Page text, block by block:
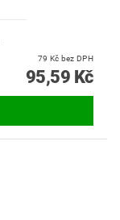
79 Kč bez DPH
95,59 Kč